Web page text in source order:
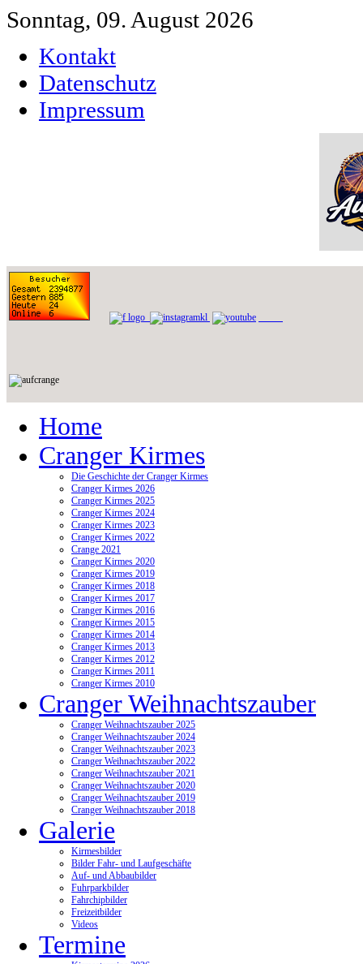
Sonntag, 09. August 2026
Kontakt
Datenschutz
Impressum
Home
Cranger Kirmes
Die Geschichte der Cranger Kirmes
Cranger Kirmes 2026
Cranger Kirmes 2025
Cranger Kirmes 2024
Cranger Kirmes 2023
Cranger Kirmes 2022
Crange 2021
Cranger Kirmes 2020
Cranger Kirmes 2019
Cranger Kirmes 2018
Cranger Kirmes 2017
Cranger Kirmes 2016
Cranger Kirmes 2015
Cranger Kirmes 2014
Cranger Kirmes 2013
Cranger Kirmes 2012
Cranger Kirmes 2011
Cranger Kirmes 2010
Cranger Weihnachtszauber
Cranger Weihnachtszauber 2025
Cranger Weihnachtszauber 2024
Cranger Weihnachtszauber 2023
Cranger Weihnachtszauber 2022
Cranger Weihnachtszauber 2021
Cranger Weihnachtszauber 2020
Cranger Weihnachtszauber 2019
Cranger Weihnachtszauber 2018
Galerie
Kirmesbilder
Bilder Fahr- und Laufgeschäfte
Auf- und Abbaubilder
Fuhrparkbilder
Fahrchipbilder
Freizeitbilder
Videos
Termine